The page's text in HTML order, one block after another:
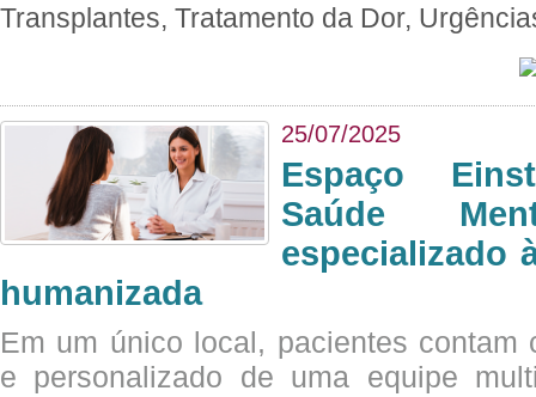
Transplantes, Tratamento da Dor,
25/07/2025
Espaço
Saúde
especializado
humanizada
Em um único local, pacientes contam
e personalizado de uma equipe